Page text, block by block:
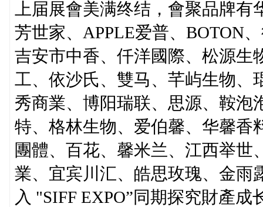
上届展會美满终结，會聚品牌
芳世家、APPLE爱普、BOTON
吉安市中香、仟洋國際、松源生
工、依沙氏、雙马、芊屿生物、
秀商業、博阳瑞联、思源、鞍泡
特、格林生物、爱伯馨、华馨香
團體、百花、馨米兰、江西举世
業、宜宾川汇、皓思玫瑰、金雨
入 "SIFF EXPO”同期探究財產